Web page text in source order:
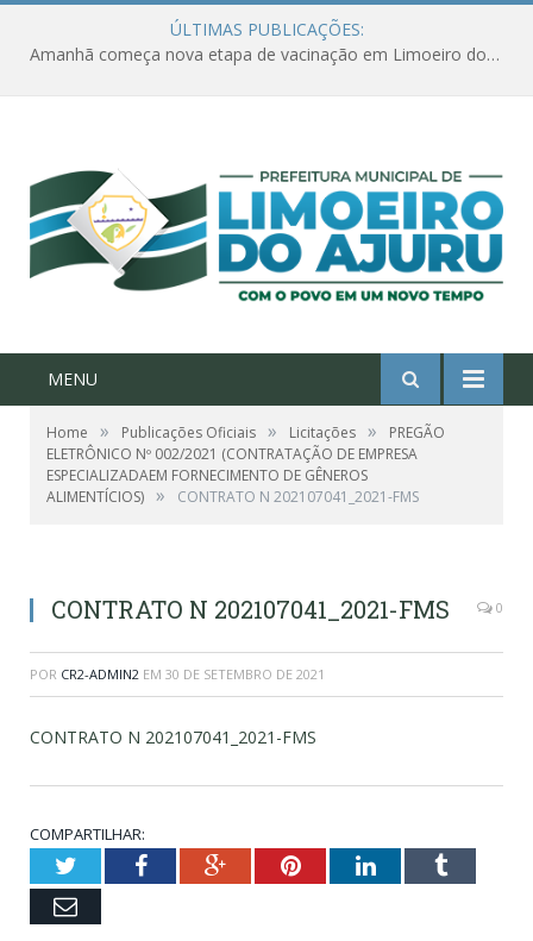
ÚLTIMAS PUBLICAÇÕES:
Amanhã começa nova etapa de vacinação em Limoeiro do Ajuru para idosos com 65 ou mais
MENU
Home » Publicações Oficiais » Licitações »
PREGÃO
ELETRÔNICO Nº 002/2021 (CONTRATAÇÃO DE EMPRESA
ESPECIALIZADAEM FORNECIMENTO DE GÊNEROS
ALIMENTÍCIOS) » CONTRATO N 202107041_2021-FMS
CONTRATO N 202107041_2021-FMS 0
POR CR2-ADMIN2 EM 30 DE SETEMBRO DE 2021
CONTRATO N 202107041_2021-FMS
COMPARTILHAR:
TwitterFacebookGoogle+PinterestLinkedInTumblr
Email